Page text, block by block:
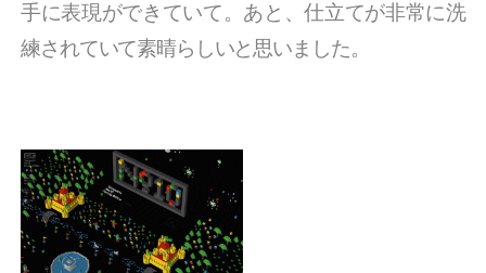
手に表現ができていて。あと、仕立てが非常に洗
練されていて素晴らしいと思いました。